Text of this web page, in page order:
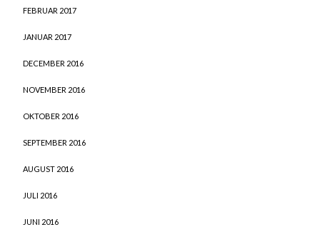
FEBRUAR 2017
JANUAR 2017
DECEMBER 2016
NOVEMBER 2016
OKTOBER 2016
SEPTEMBER 2016
AUGUST 2016
JULI 2016
JUNI 2016